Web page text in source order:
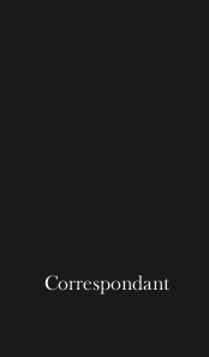
Correspondant